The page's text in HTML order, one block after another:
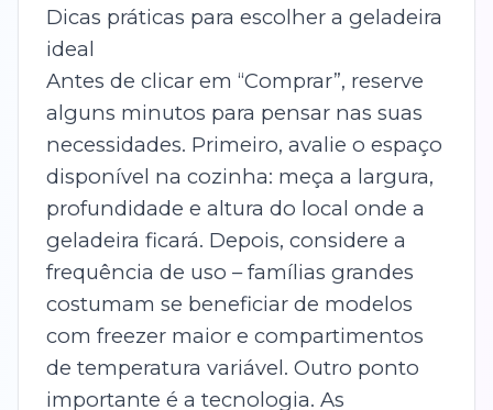
Dicas práticas para escolher a geladeira
ideal
Antes de clicar em “Comprar”, reserve
alguns minutos para pensar nas suas
necessidades. Primeiro, avalie o espaço
disponível na cozinha: meça a largura,
profundidade e altura do local onde a
geladeira ficará. Depois, considere a
frequência de uso – famílias grandes
costumam se beneficiar de modelos
com freezer maior e compartimentos
de temperatura variável. Outro ponto
importante é a tecnologia. As